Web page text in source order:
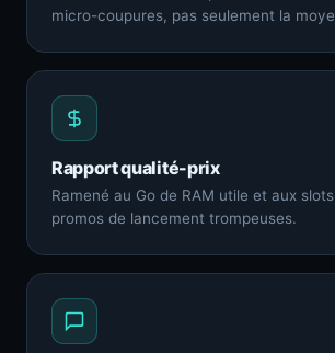
micro-coupures, pas seulement la
Rapport qualité-prix
Ramené au Go de RAM utile et aux
promos de lancement trompeuses.